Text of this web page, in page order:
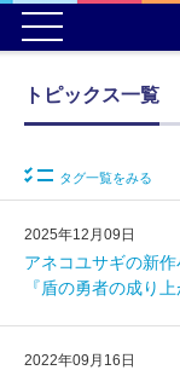
トピックス一覧
タグ一覧をみる
2025年12月09日
アネコユサギの新
『盾の勇者の成り
2022年09月16日